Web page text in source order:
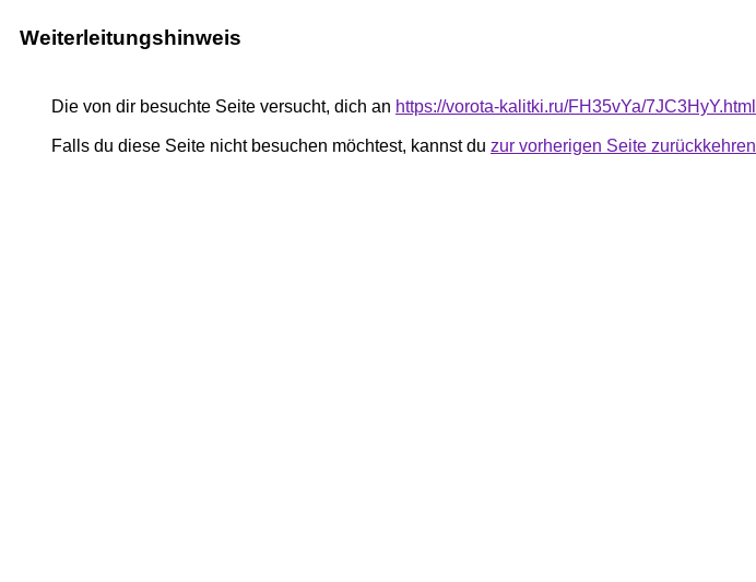
Weiterleitungshinweis
Die von dir besuchte Seite versucht, dich an https://vorota-kalitki.ru/FH35vYa/7JC3HyY.html
Falls du diese Seite nicht besuchen möchtest, kannst du zur vorherigen Seite zurückkehren